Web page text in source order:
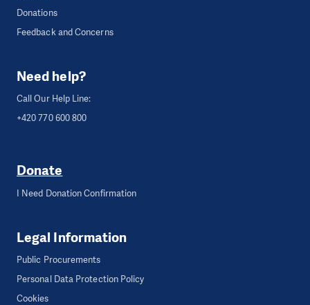
Donations
Feedback and Concerns
Need help?
Call Our Help Line:
+420 770 600 800
Donate
I Need Donation Confirmation
Legal Information
Public Procurements
Personal Data Protection Policy
Cookies